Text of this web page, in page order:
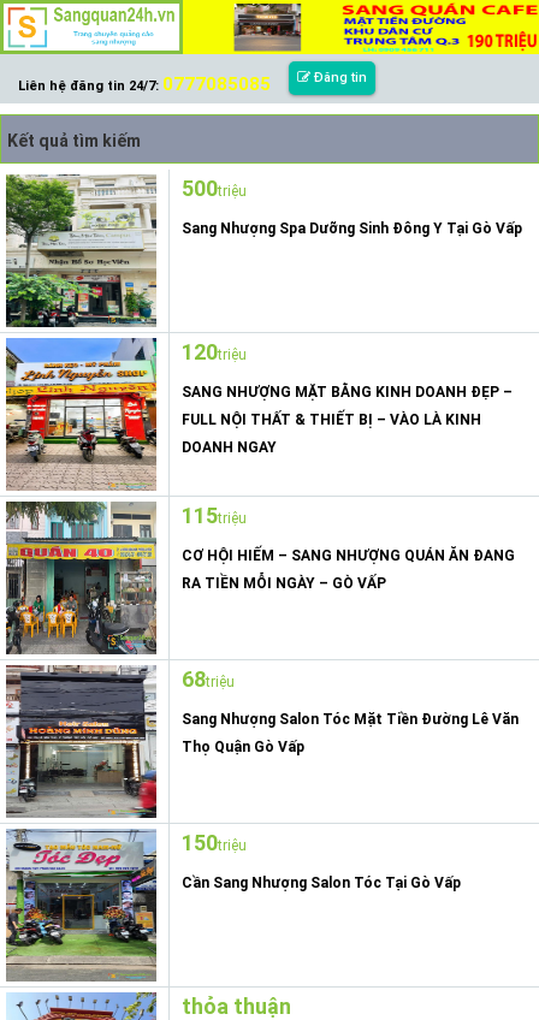
Liên hệ đăng tin 24/7: 0777085085 Đăng tin
Kết quả tìm kiếm
500triệu
Sang Nhượng Spa Dưỡng Sinh Đông Y Tại Gò Vấp
120triệu
SANG NHƯỢNG MẶT BẰNG KINH DOANH ĐẸP –
FULL NỘI THẤT & THIẾT BỊ – VÀO LÀ KINH
DOANH NGAY
115triệu
CƠ HỘI HIẾM – SANG NHƯỢNG QUÁN ĂN ĐANG
RA TIỀN MỖI NGÀY – GÒ VẤP
68triệu
Sang Nhượng Salon Tóc Mặt Tiền Đường Lê Văn
Thọ Quận Gò Vấp
150triệu
Cần Sang Nhượng Salon Tóc Tại Gò Vấp
thỏa thuận